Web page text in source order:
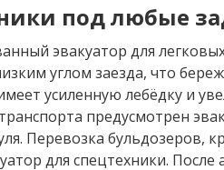
под любые
эвакуатор для
углом заезда, что
усиленную лебёдку и
предусмотрен
Перевозка бульдозеров,
для спецтехники.